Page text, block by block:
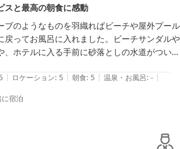
滞在中はこちらを利用できて便利でした。
ったです。特に、その場で焼いてくださるオム
足でした。会場はかなり混雑していましたが、
5時半からレストラン前で紙チケットを発券
スムーズに利用できました。
した。洗剤を持参していませんでしたが、1
販機があり助かりました。
のドライヤーがリファです。風量があり速乾
じたのは、館内のエレベーターです。複数あ
ンフロアまで直通でないものもあり、乗り換
分かりづらさにつきましてはご不便をおか
。改善の参考とさせていただきます。
館をお選びいただき、「また泊まりたい」
より感謝申し上げます。
提供できるよう、スタッフ一同努めてまい
スと最高の朝食に感動
ブのようなものを羽織ればビーチや屋外プール
戻ってお風呂に入れました。ビーチサンダルや
、ホテルに入る手前に砂落としの水道がついた
放題と至れり尽くせり。マリンアクティビテ
に事前予約して行きました。朝食は評価高い
美味しすぎて感動。リピートしたいと思いま
いました。梅雨前だったので湿気もなくてベ
5 | ロケーション: 5 | 朝食: 5 | 温泉・お風呂: - |
宿泊